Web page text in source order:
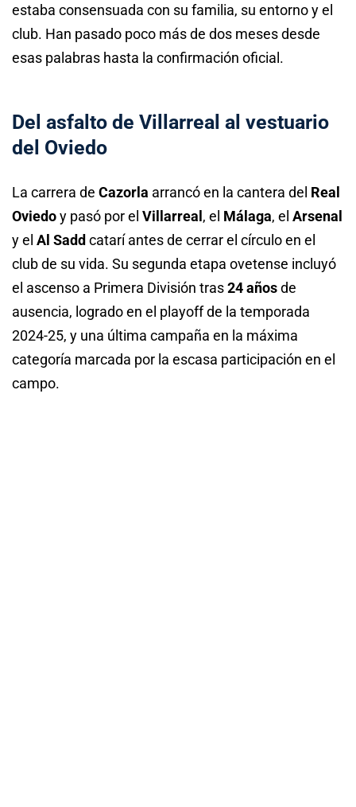
estaba consensuada con su familia, su entorno y el
club. Han pasado poco más de dos meses desde
esas palabras hasta la confirmación oficial.
Del asfalto de Villarreal al vestuario
del Oviedo
La carrera de Cazorla arrancó en la cantera del Real
Oviedoy pasó por el Villarreal , el Málaga, el Arsenal
y el Al Sadd catarí antes de cerrar el círculo en el
club de su vida. Su segunda etapa ovetense incluyó
el ascenso a Primera División tras24 añosde
ausencia, logrado en el playoff de la temporada
2024-25, y una última campaña en la máxima
categoría marcada por la escasa participación en el
campo.